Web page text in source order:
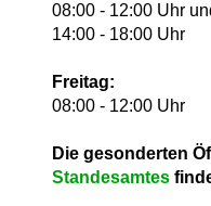
08:00 - 12:00 Uhr
14:00 - 18:00 Uhr
Freitag:
08:00 - 12:00 Uhr
Die gesonderten
Standesamtes